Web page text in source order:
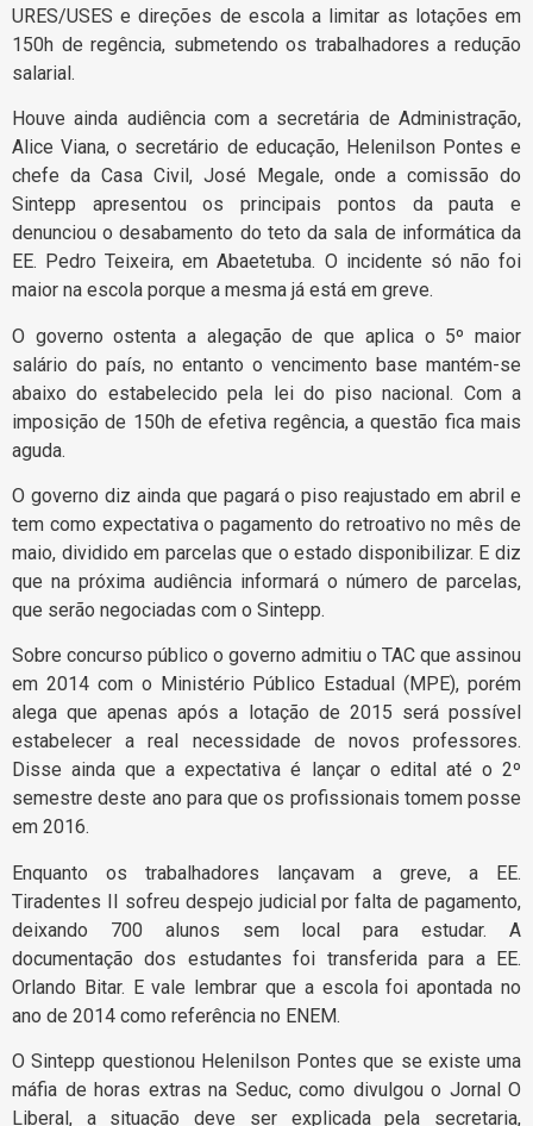
URES/USES e direções de escola a limitar as lotações em
150h de regência, submetendo os trabalhadores a redução
salarial.
Houve ainda audiência com a secretária de Administração,
Alice Viana, o secretário de educação, Helenilson Pontes e
chefe da Casa Civil, José Megale, onde a comissão do
Sintepp apresentou os principais pontos da pauta e
denunciou o desabamento do teto da sala de informática da
EE. Pedro Teixeira, em Abaetetuba. O incidente só não foi
maior na escola porque a mesma já está em greve.
O governo ostenta a alegação de que aplica o 5º maior
salário do país, no entanto o vencimento base mantém-se
abaixo do estabelecido pela lei do piso nacional. Com a
imposição de 150h de efetiva regência, a questão fica mais
aguda.
O governo diz ainda que pagará o piso reajustado em abril e
tem como expectativa o pagamento do retroativo no mês de
maio, dividido em parcelas que o estado disponibilizar. E diz
que na próxima audiência informará o número de parcelas,
que serão negociadas com o Sintepp.
Sobre concurso público o governo admitiu o TAC que assinou
em 2014 com o Ministério Público Estadual (MPE), porém
alega que apenas após a lotação de 2015 será possível
estabelecer a real necessidade de novos professores.
Disse ainda que a expectativa é lançar o edital até o 2º
semestre deste ano para que os profissionais tomem posse
em 2016.
Enquanto os trabalhadores lançavam a greve, a EE.
Tiradentes II sofreu despejo judicial por falta de pagamento,
deixando 700 alunos sem local para estudar. A
documentação dos estudantes foi transferida para a EE.
Orlando Bitar. E vale lembrar que a escola foi apontada no
ano de 2014 como referência no ENEM.
O Sintepp questionou Helenilson Pontes que se existe uma
máfia de horas extras na Seduc, como divulgou o Jornal O
Liberal, a situação deve ser explicada pela secretaria,